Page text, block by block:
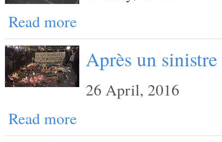
Read more
Après un sinistre
26 April, 2016
Read more